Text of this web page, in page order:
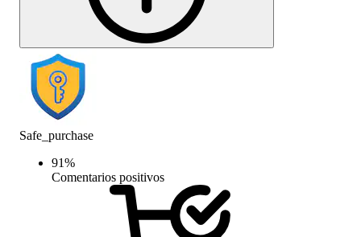
Safe_purchase
91%
Comentarios positivos